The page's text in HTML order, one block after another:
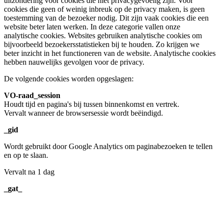
cookies die geen of weinig inbreuk op de privacy maken, is geen
toestemming van de bezoeker nodig. Dit zijn vaak cookies die een
website beter laten werken. In deze categorie vallen onze
analytische cookies. Websites gebruiken analytische cookies om
bijvoorbeeld bezoekersstatistieken bij te houden. Zo krijgen we
beter inzicht in het functioneren van de website. Analytische cookies
hebben nauwelijks gevolgen voor de privacy.
De volgende cookies worden opgeslagen:
VO-raad_session
Houdt tijd en pagina's bij tussen binnenkomst en vertrek.
Vervalt wanneer de browsersessie wordt beëindigd.
_gid
Wordt gebruikt door Google Analytics om paginabezoeken te tellen
en op te slaan.
Vervalt na 1 dag
_gat_